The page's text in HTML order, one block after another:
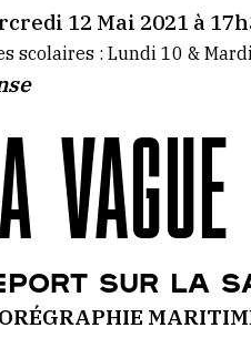
12 Mai 2021 à
scolaires : Lundi 10 &
SUR LA